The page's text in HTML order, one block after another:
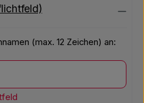
(max. 12 Zeichen) an: